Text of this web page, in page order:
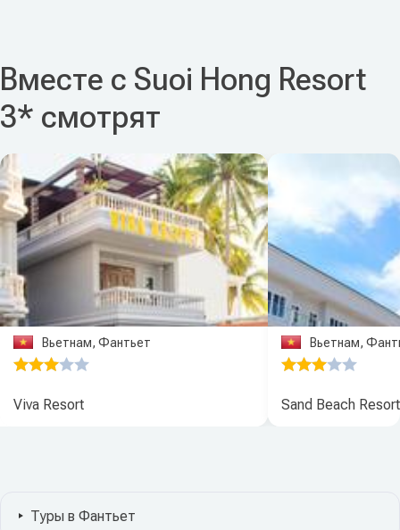
Вместе с Suoi Hong Resort
3* смотрят
Вьетнам, Фантьет
Viva Resort
Вьетнам,
Sand Beach Resort
Туры в Фантьет